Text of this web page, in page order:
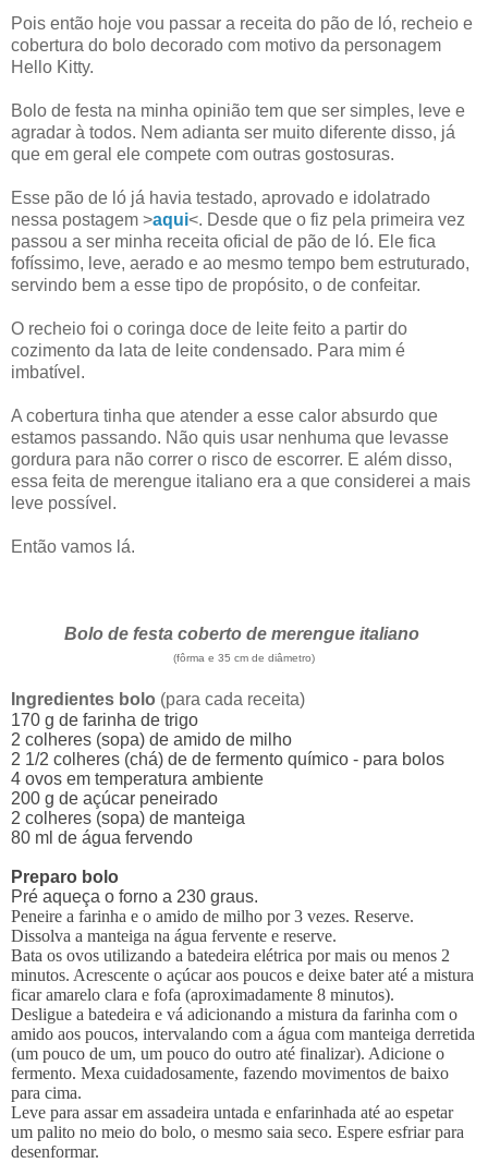
Pois então hoje vou passar a receita do pão de ló, recheio e
cobertura do bolo decorado com motivo da personagem
Hello Kitty.
Bolo de festa na minha opinião tem que ser simples, leve e
agradar à todos. Nem adianta ser muito diferente disso, já
que em geral ele compete com outras gostosuras.
Esse pão de ló já havia testado, aprovado e idolatrado
nessa postagem >aqui<. Desde que o fiz pela primeira vez
passou a ser minha receita oficial de pão de ló. Ele fica
fofíssimo, leve, aerado e ao mesmo tempo bem estruturado,
servindo bem a esse tipo de propósito, o de confeitar.
O recheio foi o coringa doce de leite feito a partir do
cozimento da lata de leite condensado. Para mim é
imbatível.
A cobertura tinha que atender a esse calor absurdo que
estamos passando. Não quis usar nenhuma que levasse
gordura para não correr o risco de escorrer. E além disso,
essa feita de merengue italiano era a que considerei a mais
leve possível.
Então vamos lá.
Bolo de festa coberto de merengue italiano
(fôrma e 35 cm de diâmetro)
Ingredientes bolo (para cada receita)
170 g de farinha de trigo
2 colheres (sopa) de amido de milho
2 1/2 colheres (chá) de de fermento químico - para bolos
4 ovos em temperatura ambiente
200 g de açúcar peneirado
2 colheres (sopa) de manteiga
80 ml de água fervendo
Preparo bolo
Pré aqueça o forno a 230 graus.
Peneire a farinha e o amido de milho por 3 vezes. Reserve.
Dissolva a manteiga na água fervente e reserve.
Bata os ovos utilizando a batedeira elétrica por mais ou menos 2
minutos. Acrescente o açúcar aos poucos e deixe bater até a mistura
ficar amarelo clara e fofa (aproximadamente 8 minutos).
Desligue a batedeira e vá adicionando a mistura da farinha com o
amido aos poucos, intervalando com a água com manteiga derretida
(um pouco de um, um pouco do outro até finalizar). Adicione o
fermento. Mexa cuidadosamente, fazendo movimentos de baixo
para cima.
Leve para assar em assadeira untada e enfarinhada até ao espetar
um palito no meio do bolo, o mesmo saia seco. Espere esfriar para
desenformar.